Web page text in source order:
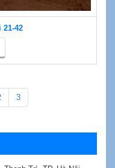
42
3